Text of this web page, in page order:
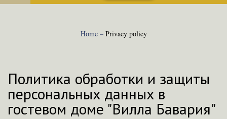
Home – Privacy policy
Политика обработки и защиты
персональных данных в
гостевом доме "Вилла Бавария"